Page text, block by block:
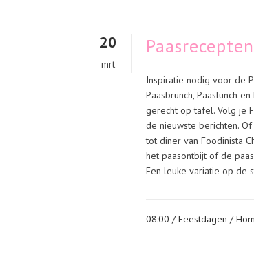
20
mrt
Inspiratie nodig voor de
Paasbrunch, Paaslunch
gerecht op tafel. Volg je
de nieuwste berichten.
tot diner van Foodinista
het paasontbijt of de
Een leuke variatie op de
08:00 /Feestdagen /